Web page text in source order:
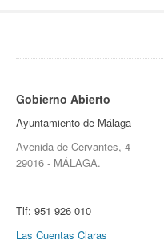
Gobierno Abierto
Ayuntamiento de Málaga
Avenida de Cervantes, 4
29016 - MÁLAGA.
Tlf: 951 926 010
Las Cuentas Claras